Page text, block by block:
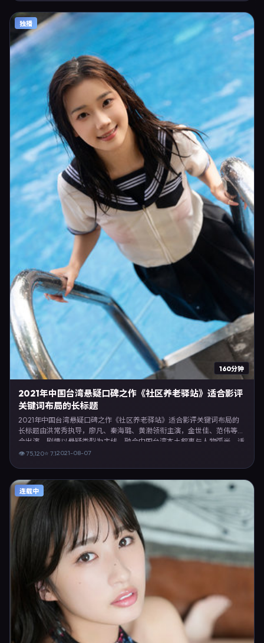
荐、影评长文与专题策划的引用素材。
独播
160分钟
2021年中国台湾悬疑口碑之作《社区养老驿站》适合影评
关键词布局的长标题
2021年中国台湾悬疑口碑之作《社区养老驿站》适合影评关键词布局的
长标题由洪常秀执导，廖凡、秦海璐、黄渤领衔主演，金世佳、范伟等联
合出演。剧情以悬疑类型为主线，融合中国台湾本土叙事与人物弧光，适
合检索「悬疑电影 中国台湾 洪常秀 廖凡」等关键词的观众。2021年8月7
素材。
👁75,120⭐ 7.12021-08-07
连载中